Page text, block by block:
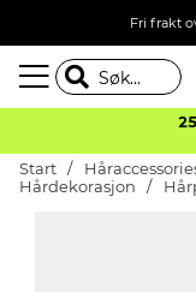
Fri frakt
Start
Hårdekorasjon